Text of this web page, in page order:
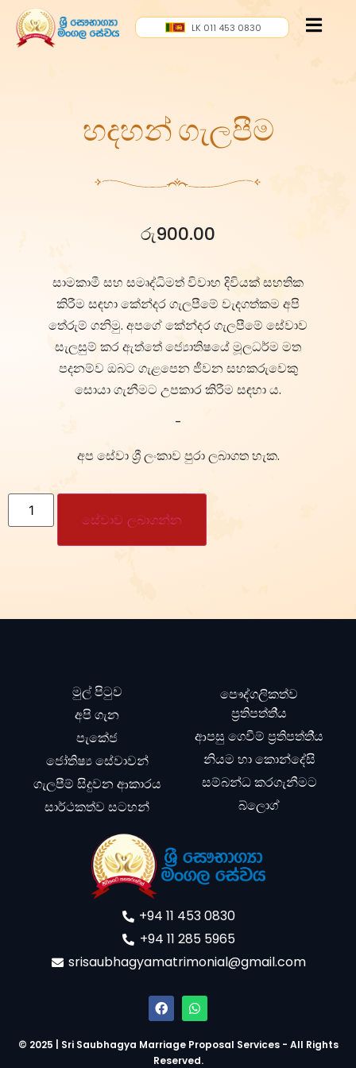
LK 011 453 0830
හදහන් ගැලපීම
රු900.00
සාමකාමී සහ සමෘද්ධිමත් විවාහ දිවියක් සහතික
කිරීම සඳහා කේන්දර ගැලපීමේ වැදගත්කම අපි
තේරුම් ගනිමු. අපගේ කේන්දර ගැලපීමේ සේවාව
සැලසුම් කර ඇත්තේ ජ්‍යොතිෂයේ මූලධර්ම මත
පදනම්ව ඔබට ගැළපෙන ජීවන සහකරුවෙකු
සොයා ගැනීමට උපකාර කිරීම සඳහා ය.
-
අප සේවා ශ්‍රී ලංකාව පුරා ලබාගත හැක.
සේවාව ලබාගන්න
මුල් පිටුව
අපි ගැන
පැකේජ
ජෝතිෂ්‍ය සේවාවන්
ගැලපීම් සිදුවන ආකාරය
සාර්ථකත්ව සටහන්
පෞද්ගලිකත්ව
ප්‍රතිපත්ති්‍ය
ආපසු ගෙවීම් ප්‍රතිපත්ති්‍ය
නියම හා කොන්දේසි
සම්බන්ධ කරගැනීමට
බ්ලොග්
+94 11 453 0830
+94 11 285 5965
srisaubhagyamatrimonial@gmail.com
© 2025 | Sri Saubhagya Marriage Proposal Services - All Rights
Reserved.